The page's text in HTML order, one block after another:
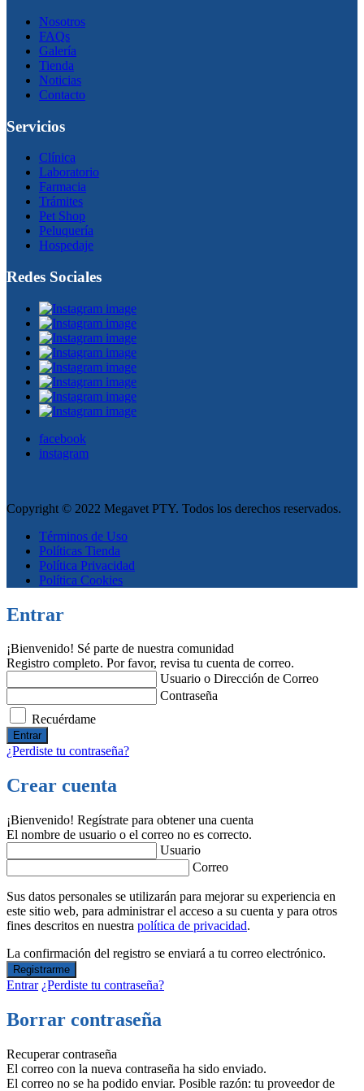
Nosotros
FAQs
Galería
Tienda
Noticias
Contacto
Servicios
Clínica
Laboratorio
Farmacia
Trámites
Pet Shop
Peluquería
Hospedaje
Redes Sociales
facebook
instagram
Copyright © 2022 Megavet PTY. Todos los derechos reservados.
Términos de Uso
Políticas Tienda
Política Privacidad
Política Cookies
Entrar
¡Bienvenido! Sé parte de nuestra comunidad
Registro completo. Por favor, revisa tu cuenta de correo.
Usuario o Dirección de Correo
Contraseña
Recuérdame
¿Perdiste tu contraseña?
Crear cuenta
¡Bienvenido! Regístrate para obtener una cuenta
El nombre de usuario o el correo no es correcto.
Usuario
Correo
Sus datos personales se utilizarán para mejorar su experiencia en
este sitio web, para administrar el acceso a su cuenta y para otros
fines descritos en nuestra política de privacidad.
La confirmación del registro se enviará a tu correo electrónico.
Entrar ¿Perdiste tu contraseña?
Borrar contraseña
Recuperar contraseña
El correo con la nueva contraseña ha sido enviado.
El correo no se ha podido enviar. Posible razón: tu proveedor de